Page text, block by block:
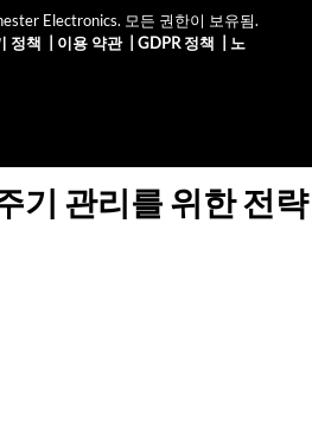
Electronics. 모든 권한이 보유됨.
정책 이용 약관| GDPR 정책
노
기 관리를 위한 전략